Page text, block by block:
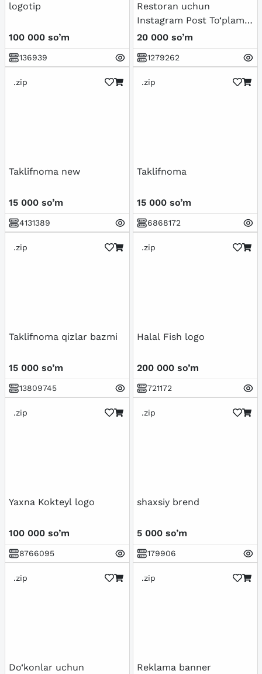
logotip
100 000 so’m
136939
Restoran uchun
Instagram Post To‘plami
(5 ta Professional Dizayn)
20 000 so’m
1279262
.zip
Taklifnoma new
15 000 so’m
4131389
.zip
Taklifnoma
15 000 so’m
6868172
.zip
Taklifnoma qizlar bazmi
15 000 so’m
13809745
.zip
Halal Fish logo
200 000 so’m
721172
.zip
Yaxna Kokteyl logo
100 000 so’m
8766095
.zip
shaxsiy brend
5 000 so’m
179906
.zip
Do‘konlar uchun
.zip
Reklama banner